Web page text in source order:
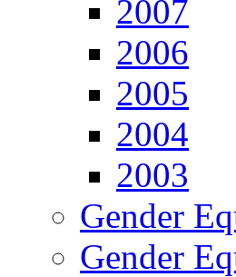
2007
2006
2005
2004
2003
Gender
Gender